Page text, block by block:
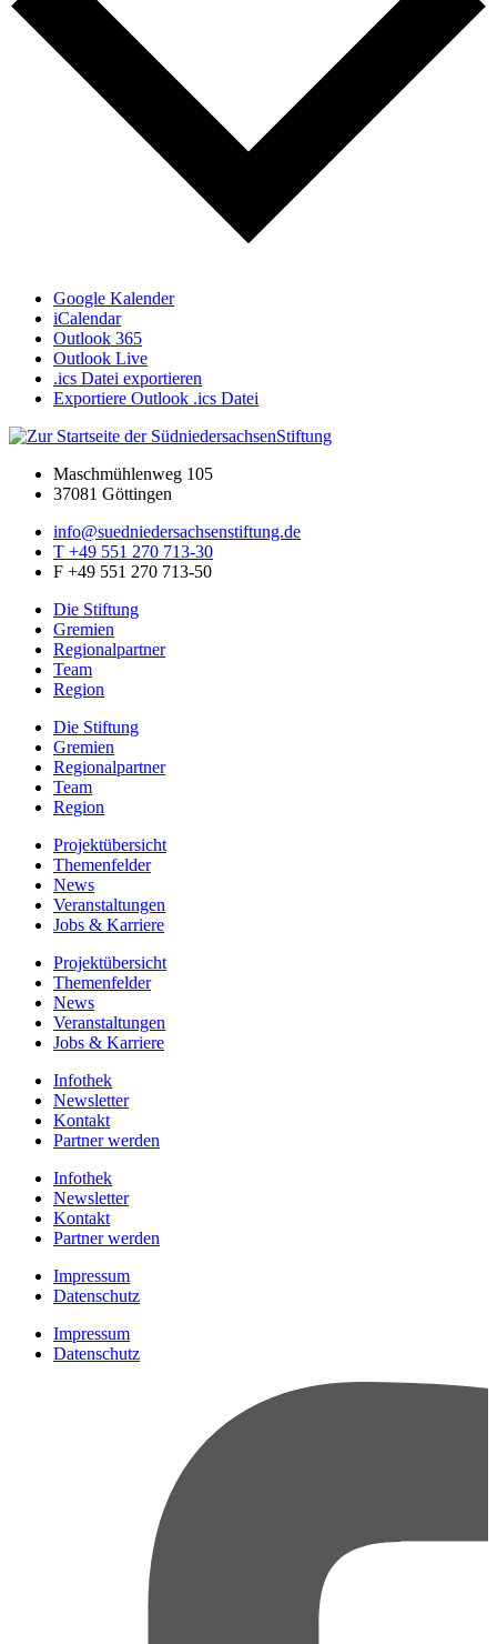
Google Kalender
iCalendar
Outlook 365
Outlook Live
.ics Datei exportieren
Exportiere Outlook .ics Datei
Maschmühlenweg 105
37081 Göttingen
info@suedniedersachsenstiftung.de
T +49 551 270 713-30
F +49 551 270 713-50
Die Stiftung
Gremien
Regionalpartner
Team
Region
Die Stiftung
Gremien
Regionalpartner
Team
Region
Projektübersicht
Themenfelder
News
Veranstaltungen
Jobs & Karriere
Projektübersicht
Themenfelder
News
Veranstaltungen
Jobs & Karriere
Infothek
Newsletter
Kontakt
Partner werden
Infothek
Newsletter
Kontakt
Partner werden
Impressum
Datenschutz
Impressum
Datenschutz